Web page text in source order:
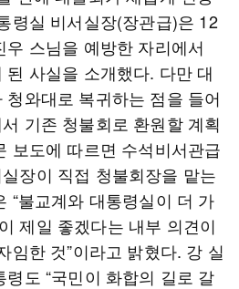
령실 비서실장(장관급)은 12
스님을 예방한 자리에서
된 사실을 소개했다. 다만 대
와대로 복귀하는 점을 들어
기존 청불회로 환원할 계획
보도에 따르면 수석비서관급
장이 직접 청불회장을 맡는
“불교계와 대통령실이 더 가
제일 좋겠다는 내부 의견이
임한 것”이라고 밝혔다. 강 실
도 “국민이 화합의 길로 갈